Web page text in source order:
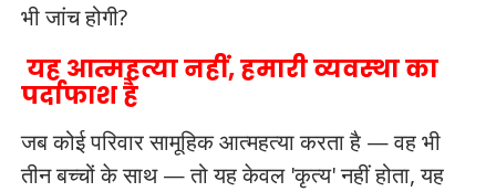
भी जांच होगी?
यह आत्महत्या नहीं, हमारी व्यवस्था का
पर्दाफाश है
जब कोई परिवार सामूहिक आत्महत्या करता है — वह भी
तीन बच्चों के साथ — तो यह केवल 'कृत्य' नहीं होता, यह